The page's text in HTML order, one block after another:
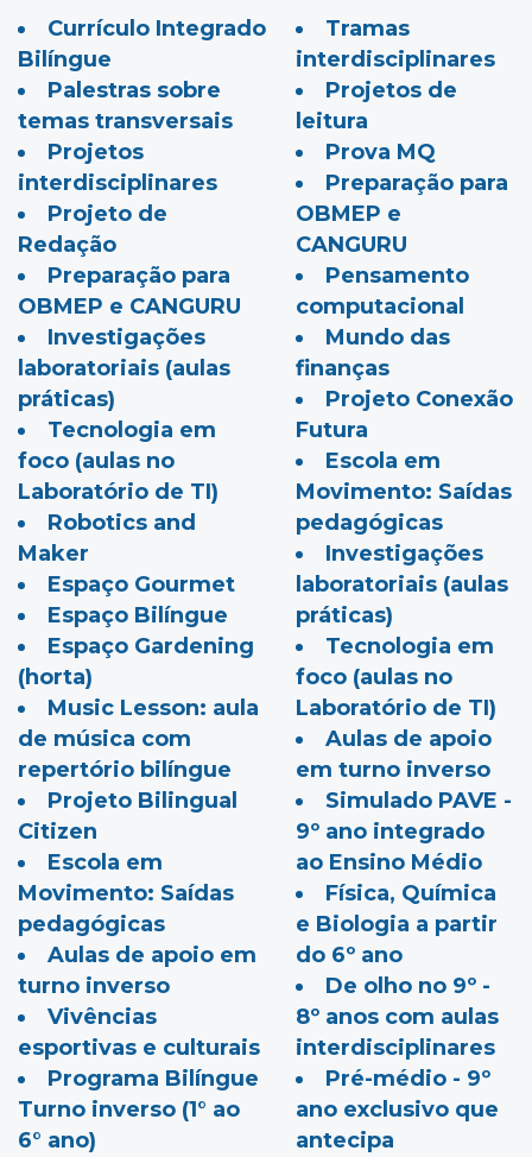
Currículo Integrado
Bilíngue
Palestras sobre
temas transversais
Projetos
interdisciplinares
Projeto de
Redação
Preparação para
OBMEP e CANGURU
Investigações
laboratoriais (aulas
práticas)
Tecnologia em
foco (aulas no
Laboratório de TI)
Robotics and
Maker
Espaço Gourmet
Espaço Bilíngue
Espaço Gardening
(horta)
Music Lesson: aula
de música com
repertório bilíngue
Projeto Bilingual
Citizen
Escola em
Movimento: Saídas
pedagógicas
Aulas de apoio em
turno inverso
Vivências
esportivas e culturais
Programa Bilíngue
Turno inverso (1° ao
6° ano)
Tramas
interdisciplinares
Projetos de
leitura
Prova MQ
Preparação para
OBMEP e
CANGURU
Pensamento
computacional
Mundo das
finanças
Projeto Conexão
Futura
Escola em
Movimento: Saídas
pedagógicas
Investigações
laboratoriais (aulas
práticas)
Tecnologia em
foco (aulas no
Laboratório de TI)
Aulas de apoio
em turno inverso
Simulado PAVE -
9º ano integrado
ao Ensino Médio
Física, Química
e Biologia a partir
do 6º ano
De olho no 9º -
8º anos com aulas
interdisciplinares
Pré-médio - 9º
ano exclusivo que
antecipa